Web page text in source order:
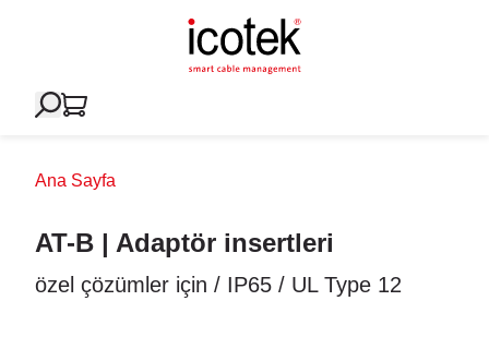
Ana Sayfa
AT-B | Adaptör insertleri
özel çözümler için / IP65 / UL Type 12